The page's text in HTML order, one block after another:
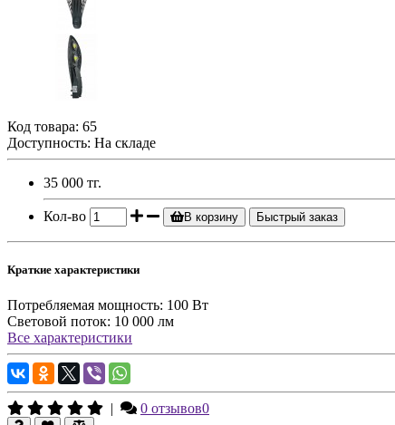
Код товара: 65
Доступность: На складе
35 000 тг.
Кол-во В корзину Быстрый заказ
Краткие характеристики
Потребляемая мощность: 100 Вт
Световой поток: 10 000 лм
Все характеристики
| 0 отзывов0